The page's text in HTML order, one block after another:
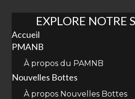
EXPLORE NOTRE
Accueil
PMANB
À propos du PAMNB
Nouvelles Bottes
À propos Nouvelles Bottes